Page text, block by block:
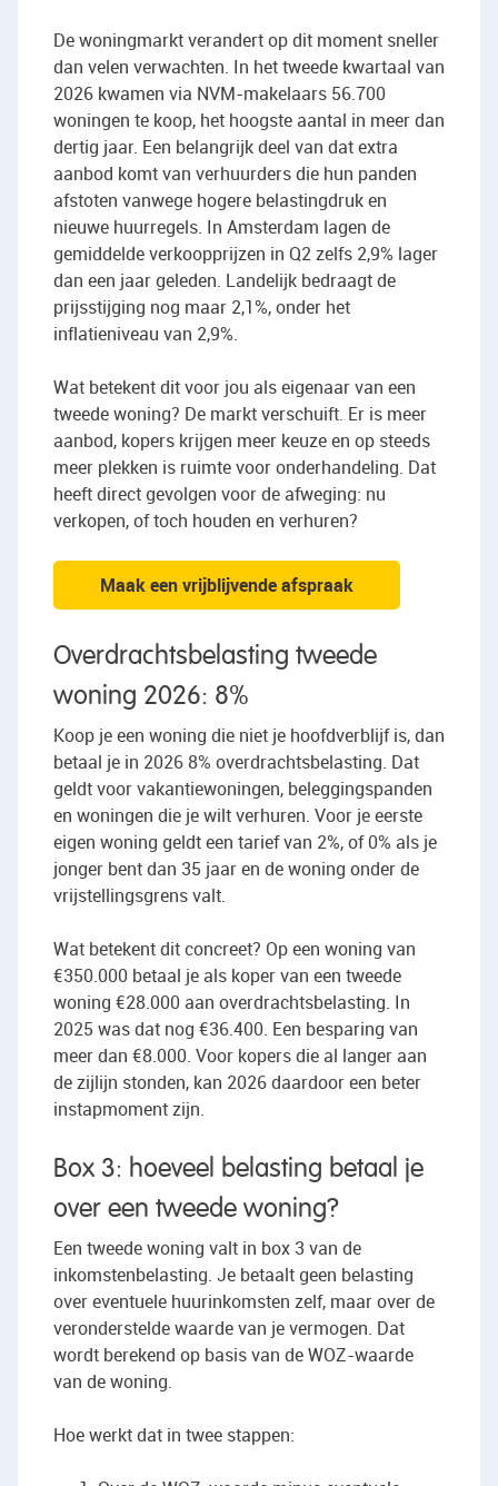
De woningmarkt verandert op dit moment sneller
dan velen verwachten. In het tweede kwartaal van
2026 kwamen via NVM-makelaars 56.700
woningen te koop, het hoogste aantal in meer dan
dertig jaar. Een belangrijk deel van dat extra
aanbod komt van verhuurders die hun panden
afstoten vanwege hogere belastingdruk en
nieuwe huurregels. In Amsterdam lagen de
gemiddelde verkoopprijzen in Q2 zelfs 2,9% lager
dan een jaar geleden. Landelijk bedraagt de
prijsstijging nog maar 2,1%, onder het
inflatieniveau van 2,9%.
Wat betekent dit voor jou als eigenaar van een
tweede woning? De markt verschuift. Er is meer
aanbod, kopers krijgen meer keuze en op steeds
meer plekken is ruimte voor onderhandeling. Dat
heeft direct gevolgen voor de afweging: nu
verkopen, of toch houden en verhuren?
Maak een vrijblijvende afspraak
Overdrachtsbelasting tweede
woning 2026: 8%
Koop je een woning die niet je hoofdverblijf is, dan
betaal je in 2026 8% overdrachtsbelasting. Dat
geldt voor vakantiewoningen, beleggingspanden
en woningen die je wilt verhuren. Voor je eerste
eigen woning geldt een tarief van 2%, of 0% als je
jonger bent dan 35 jaar en de woning onder de
vrijstellingsgrens valt.
Wat betekent dit concreet? Op een woning van
€350.000 betaal je als koper van een tweede
woning €28.000 aan overdrachtsbelasting. In
2025 was dat nog €36.400. Een besparing van
meer dan €8.000. Voor kopers die al langer aan
de zijlijn stonden, kan 2026 daardoor een beter
instapmoment zijn.
Box 3: hoeveel belasting betaal je
over een tweede woning?
Een tweede woning valt in box 3 van de
inkomstenbelasting. Je betaalt geen belasting
over eventuele huurinkomsten zelf, maar over de
veronderstelde waarde van je vermogen. Dat
wordt berekend op basis van de WOZ-waarde
van de woning.
Hoe werkt dat in twee stappen: